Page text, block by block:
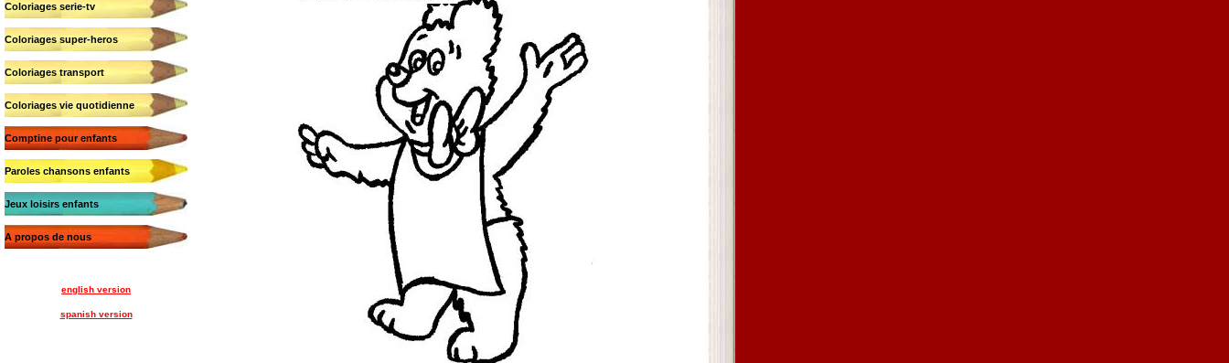
Coloriages serie-tv
Coloriages super-heros
Coloriages transport
Coloriages vie quotidienne
Comptine pour enfants
Paroles chansons enfants
Jeux loisirs enfants
A propos de nous
english version
spanish version